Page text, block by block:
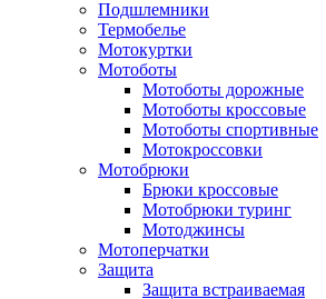
Подшлемники
Термобелье
Мотокуртки
Мотоботы
Мотоботы дорожные
Мотоботы кроссовые
Мотоботы спортивные
Мотокроссовки
Мотобрюки
Брюки кроссовые
Мотобрюки туринг
Мотоджинсы
Мотоперчатки
Защита
Защита встраиваемая